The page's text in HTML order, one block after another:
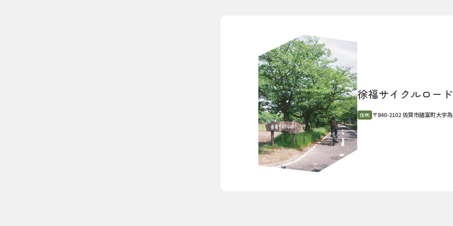
徐福サイクルロード
住所 〒840-2102 佐賀市諸富町大字